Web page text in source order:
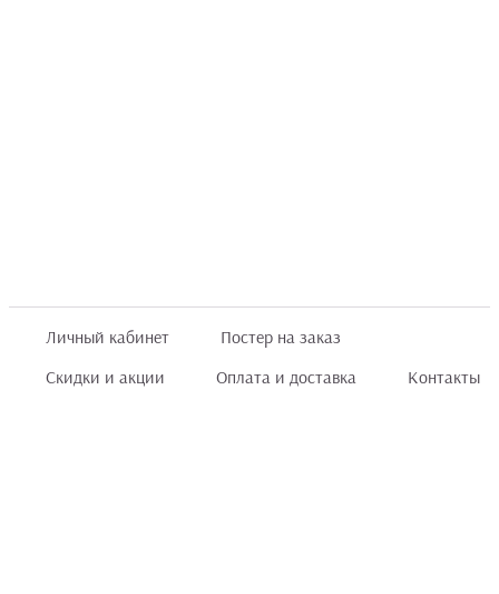
Личный кабинет
Постер на заказ
Скидки и акции
Оплата и доставка
Контакты